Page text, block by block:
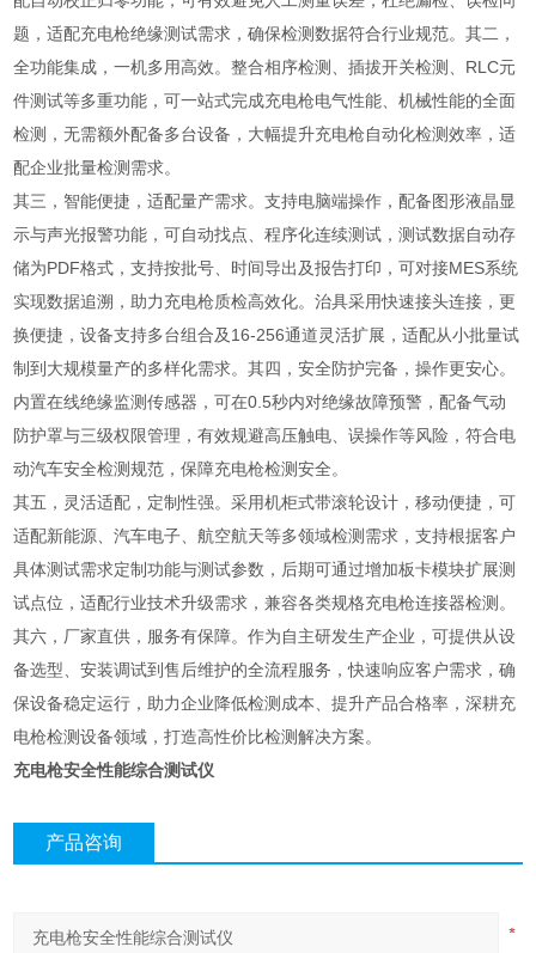
题，适配充电枪绝缘测试需求，确保检测数据符合行业规范。其二，
全功能集成，一机多用高效。整合相序检测、插拔开关检测、RLC元
件测试等多重功能，可一站式完成充电枪电气性能、机械性能的全面
检测，无需额外配备多台设备，大幅提升充电枪自动化检测效率，适
配企业批量检测需求。
其三，智能便捷，适配量产需求。支持电脑端操作，配备图形液晶显
示与声光报警功能，可自动找点、程序化连续测试，测试数据自动存
储为PDF格式，支持按批号、时间导出及报告打印，可对接MES系统
实现数据追溯，助力充电枪质检高效化。治具采用快速接头连接，更
换便捷，设备支持多台组合及16-256通道灵活扩展，适配从小批量试
制到大规模量产的多样化需求。其四，安全防护完备，操作更安心。
内置在线绝缘监测传感器，可在0.5秒内对绝缘故障预警，配备气动
防护罩与三级权限管理，有效规避高压触电、误操作等风险，符合电
动汽车安全检测规范，保障充电枪检测安全。
其五，灵活适配，定制性强。采用机柜式带滚轮设计，移动便捷，可
适配新能源、汽车电子、航空航天等多领域检测需求，支持根据客户
具体测试需求定制功能与测试参数，后期可通过增加板卡模块扩展测
试点位，适配行业技术升级需求，兼容各类规格充电枪连接器检测。
其六，厂家直供，服务有保障。作为自主研发生产企业，可提供从设
备选型、安装调试到售后维护的全流程服务，快速响应客户需求，确
保设备稳定运行，助力企业降低检测成本、提升产品合格率，深耕充
电枪检测设备领域，打造高性价比检测解决方案。
充电枪安全性能综合测试仪
产品咨询